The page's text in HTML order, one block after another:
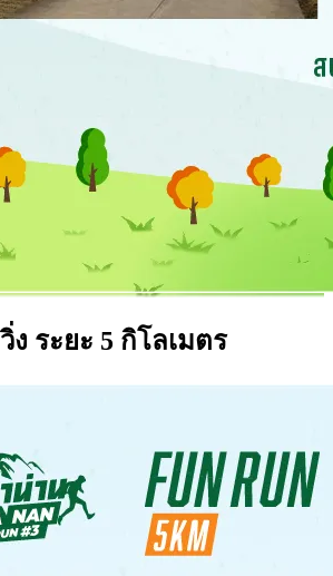
ง ระยะ 5 กิโลเมตร